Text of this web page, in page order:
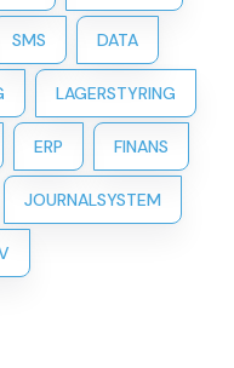
SMS DATA
LAGERSTYRING
ERP FINANS
JOURNALSYSTEM